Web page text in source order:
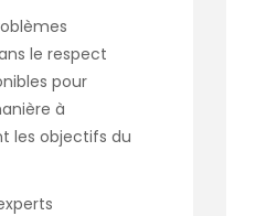
le respect
pour
à
les objectifs du